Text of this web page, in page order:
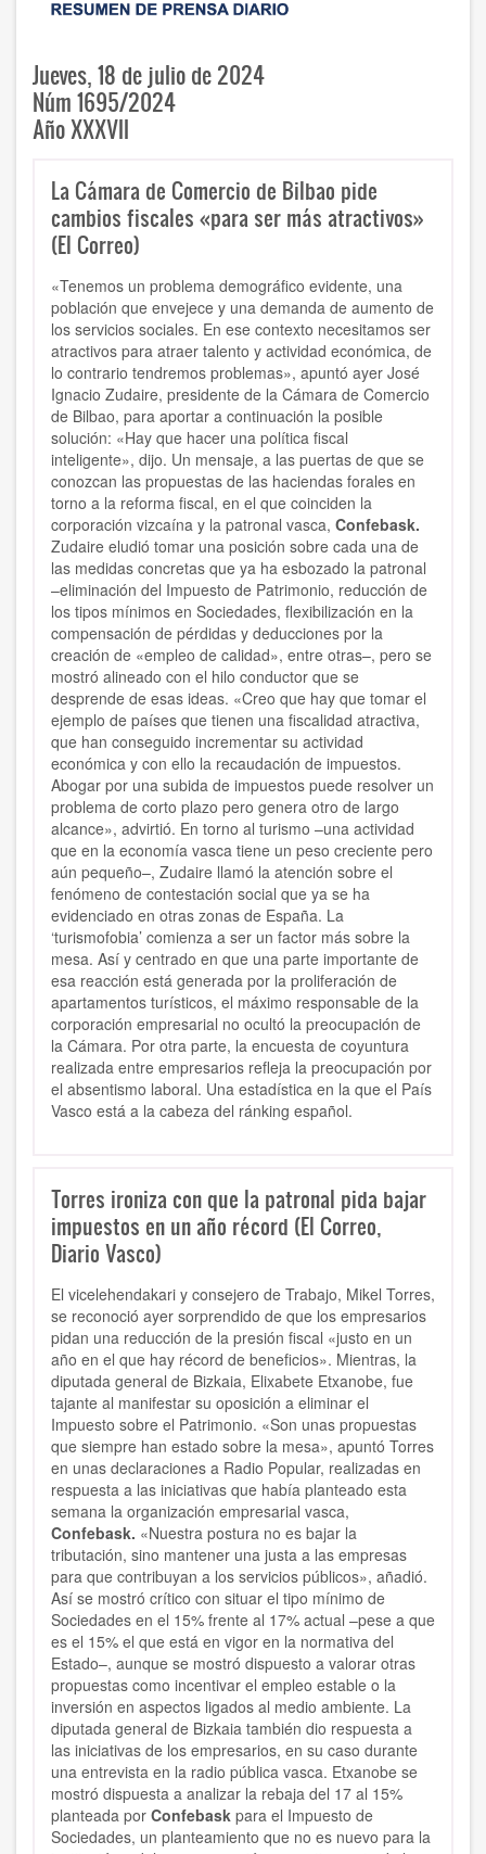
Jueves, 18 de julio de 2024
Núm 1695/2024
Año XXXVII
La Cámara de Comercio de Bilbao pide
cambios fiscales «para ser más atractivos»
(El Correo)
«Tenemos un problema demográfico evidente, una
población que envejece y una demanda de aumento de
los servicios sociales. En ese contexto necesitamos ser
atractivos para atraer talento y actividad económica, de
lo contrario tendremos problemas», apuntó ayer José
Ignacio Zudaire, presidente de la Cámara de Comercio
de Bilbao, para aportar a continuación la posible
solución: «Hay que hacer una política fiscal
inteligente», dijo. Un mensaje, a las puertas de que se
conozcan las propuestas de las haciendas forales en
torno a la reforma fiscal, en el que coinciden la
corporación vizcaína y la patronal vasca, Confebask.
Zudaire eludió tomar una posición sobre cada una de
las medidas concretas que ya ha esbozado la patronal
–eliminación del Impuesto de Patrimonio, reducción de
los tipos mínimos en Sociedades, flexibilización en la
compensación de pérdidas y deducciones por la
creación de «empleo de calidad», entre otras–, pero se
mostró alineado con el hilo conductor que se
desprende de esas ideas. «Creo que hay que tomar el
ejemplo de países que tienen una fiscalidad atractiva,
que han conseguido incrementar su actividad
económica y con ello la recaudación de impuestos.
Abogar por una subida de impuestos puede resolver un
problema de corto plazo pero genera otro de largo
alcance», advirtió. En torno al turismo –una actividad
que en la economía vasca tiene un peso creciente pero
aún pequeño–, Zudaire llamó la atención sobre el
fenómeno de contestación social que ya se ha
evidenciado en otras zonas de España. La
‘turismofobia’ comienza a ser un factor más sobre la
mesa. Así y centrado en que una parte importante de
esa reacción está generada por la proliferación de
apartamentos turísticos, el máximo responsable de la
corporación empresarial no ocultó la preocupación de
la Cámara. Por otra parte, la encuesta de coyuntura
realizada entre empresarios refleja la preocupación por
el absentismo laboral. Una estadística en la que el País
Vasco está a la cabeza del ránking español.
Torres ironiza con que la patronal pida bajar
impuestos en un año récord (El Correo,
Diario Vasco)
El vicelehendakari y consejero de Trabajo, Mikel Torres,
se reconoció ayer sorprendido de que los empresarios
pidan una reducción de la presión fiscal «justo en un
año en el que hay récord de beneficios». Mientras, la
diputada general de Bizkaia, Elixabete Etxanobe, fue
tajante al manifestar su oposición a eliminar el
Impuesto sobre el Patrimonio. «Son unas propuestas
que siempre han estado sobre la mesa», apuntó Torres
en unas declaraciones a Radio Popular, realizadas en
respuesta a las iniciativas que había planteado esta
semana la organización empresarial vasca,
Confebask. «Nuestra postura no es bajar la
tributación, sino mantener una justa a las empresas
para que contribuyan a los servicios públicos», añadió.
Así se mostró crítico con situar el tipo mínimo de
Sociedades en el 15% frente al 17% actual –pese a que
es el 15% el que está en vigor en la normativa del
Estado–, aunque se mostró dispuesto a valorar otras
propuestas como incentivar el empleo estable o la
inversión en aspectos ligados al medio ambiente. La
diputada general de Bizkaia también dio respuesta a
las iniciativas de los empresarios, en su caso durante
una entrevista en la radio pública vasca. Etxanobe se
mostró dispuesta a analizar la rebaja del 17 al 15%
planteada por Confebask para el Impuesto de
Sociedades, un planteamiento que no es nuevo para la